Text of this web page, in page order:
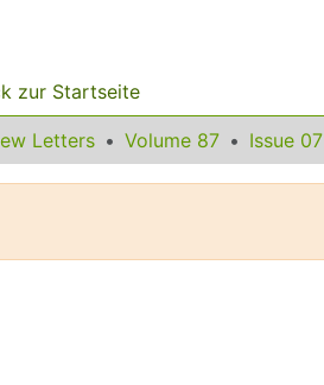
zur Startseite
Letters Volume 87 Issue 07